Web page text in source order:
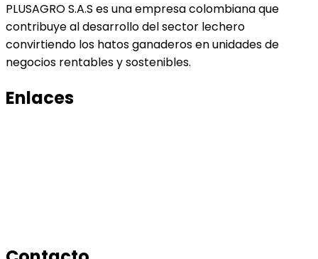
PLUSAGRO S.A.S es una empresa colombiana que
contribuye al desarrollo del sector lechero
convirtiendo los hatos ganaderos en unidades de
negocios rentables y sostenibles.
Enlaces